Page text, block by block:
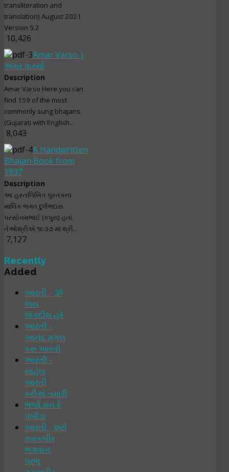
transliteration and
translation) August 2021
Version 5.2
10,426
Amar Varso |
અમર વારસો
Description
Amar Varso Here you can
find 159 of the most
commonly sung bhajans.
(Gujarati with English...
8,043
A Handwritten
Bhajan Book from
1937
Description
આ હસ્તલિખિત પુસ્તકના
માલિક ભગત દુર્લભદાસ
પરસોત્તમભાઈ (કપુરા) હતાં.
તેઓશ્રીએ ૧૯૩૭ માં શ્રી...
7,127
Recently
Added
આરતી - ૐ
જય
જગદીશ હરે
આરતી -
આનંદ મંગલ
કરું આરતી
આરતી -
સાહેબ
આરતી
કરીએ તમારી
ભજો મન રે
પંખીડા
આરતી - શ્રી
રામકબીર
ભગવાન
પ્રભુ